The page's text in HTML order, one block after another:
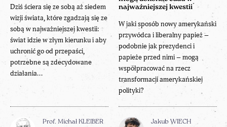
Dziś ściera się ze sobą aż siedem
wizji świata, które zgadzają się ze
sobą w najważniejszej kwestii:
świat idzie w złym kierunku i aby
uchronić go od przepaści,
potrzebne są zdecydowane
działania...
najważniejszej kwestii
W jaki sposób nowy amerykański
przywódca i liberalny papież –
podobnie jak prezydenci i
papieże przed nimi – mogą
współpracować na rzecz
transformacji amerykańskiej
polityki?
Prof. Michał KLEIBER Jakub WIECH